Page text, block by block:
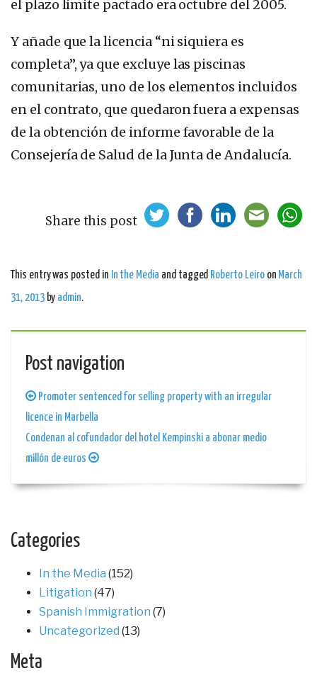
el plazo límite pactado era octubre del 2005.
Y añade que la licencia “ni siquiera es
completa”, ya que excluye las piscinas
comunitarias, uno de los elementos incluidos
en el contrato, que quedaron fuera a expensas
de la obtención de informe favorable de la
Consejería de Salud de la Junta de Andalucía.
Share this post
This entry was posted in In the Media and tagged Roberto Leiroon March
31, 2013by admin.
Post navigation
Promoter sentenced for selling property with an irregular
licence in Marbella
Condenan al cofundador del hotel Kempinski a abonar medio
millón de euros
Categories
In the Media (152)
Litigation (47)
Spanish Immigration (7)
Uncategorized (13)
Meta